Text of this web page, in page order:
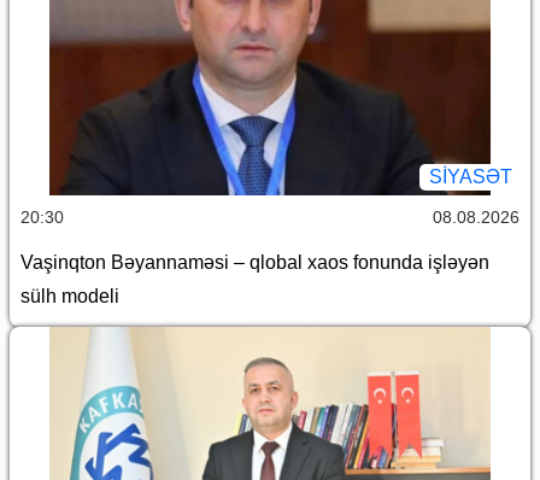
SİYASƏT
20:30 08.08.2026
Vaşinqton Bəyannaməsi – qlobal xaos fonunda işləyən
sülh modeli